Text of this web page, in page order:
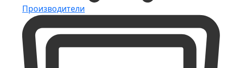
Производители